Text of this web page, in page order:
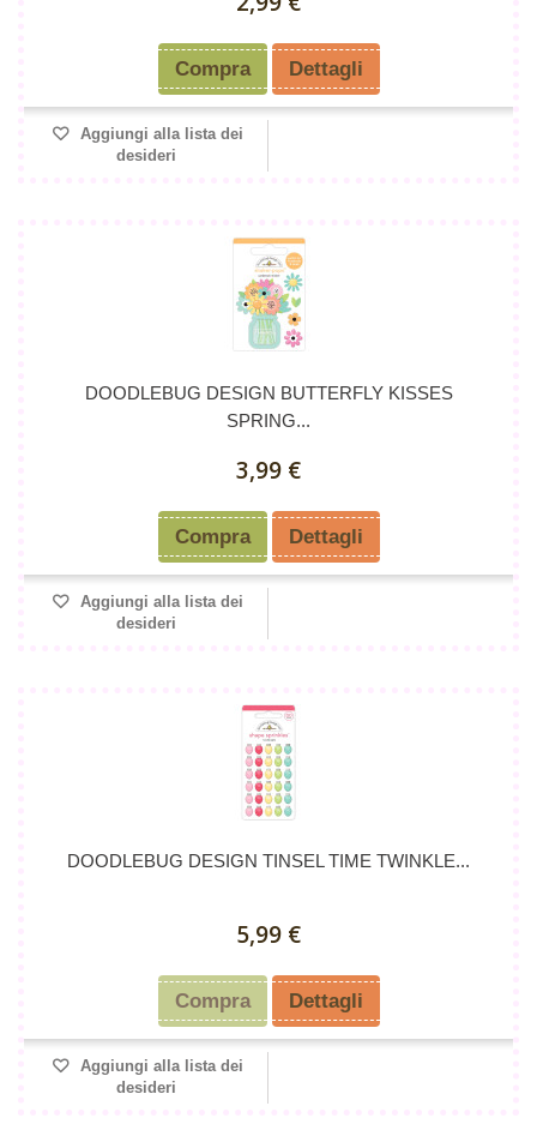
Compra Dettagli
Aggiungi alla lista dei
desideri
DOODLEBUG DESIGN BUTTERFLY KISSES
SPRING...
3,99 €
Compra Dettagli
Aggiungi alla lista dei
desideri
DOODLEBUG DESIGN TINSEL TIME TWINKLE...
5,99 €
Compra Dettagli
Aggiungi alla lista dei
desideri